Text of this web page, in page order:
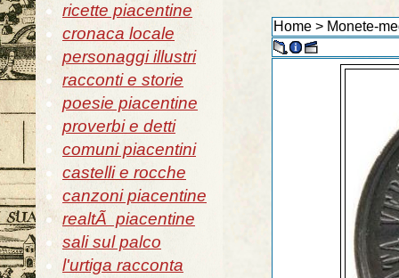
ricette piacentine
cronaca locale
personaggi illustri
racconti e storie
poesie piacentine
proverbi e detti
comuni piacentini
castelli e rocche
canzoni piacentine
realtÃ piacentine
sali sul palco
l'urtiga racconta
Home > Monete-